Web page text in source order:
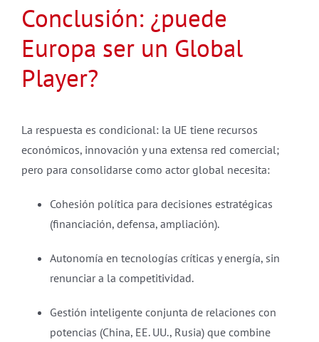
Conclusión: ¿puede
Europa ser un Global
Player?
La respuesta es condicional: la UE tiene recursos
económicos, innovación y una extensa red comercial;
pero para consolidarse como actor global necesita:
Cohesión política para decisiones estratégicas
(financiación, defensa, ampliación).
Autonomía en tecnologías críticas y energía, sin
renunciar a la competitividad.
Gestión inteligente conjunta de relaciones con
potencias (China, EE. UU., Rusia) que combine